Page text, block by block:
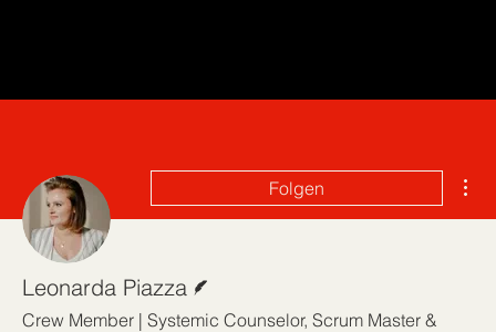
Folgen
Leonarda Piazza
Crew Member | Systemic Counselor, Scrum Master &